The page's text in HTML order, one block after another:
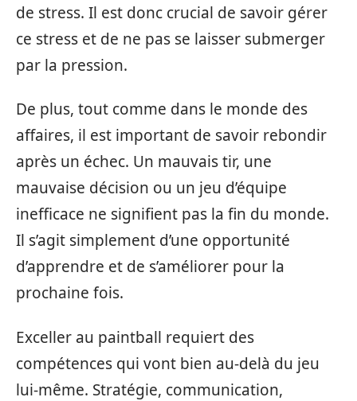
de stress. Il est donc crucial de savoir gérer
ce stress et de ne pas se laisser submerger
par la pression.
De plus, tout comme dans le monde des
affaires, il est important de savoir rebondir
après un échec. Un mauvais tir, une
mauvaise décision ou un jeu d’équipe
inefficace ne signifient pas la fin du monde.
Il s’agit simplement d’une opportunité
d’apprendre et de s’améliorer pour la
prochaine fois.
Exceller au paintball requiert des
compétences qui vont bien au-delà du jeu
lui-même. Stratégie, communication,